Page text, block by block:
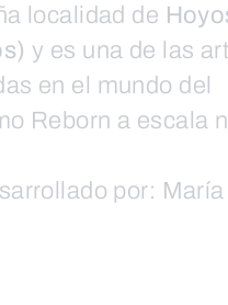
localidad de
y es una de las
en el mundo del
Reborn a escala
por: